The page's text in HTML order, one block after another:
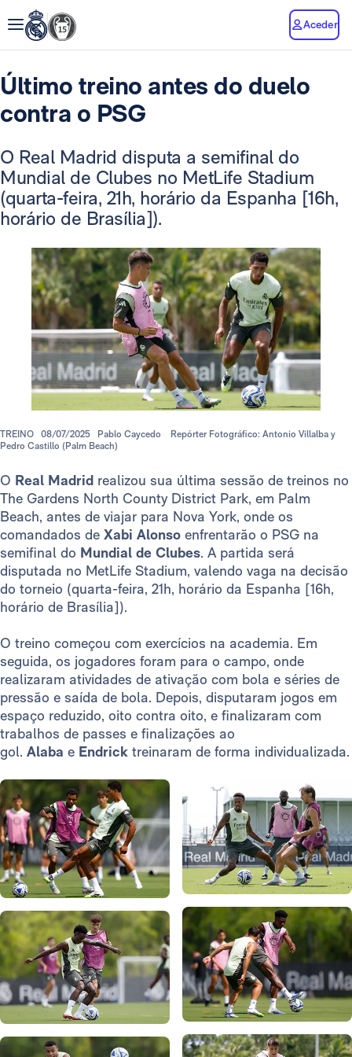
Aceder
Último treino antes do duelo
contra o PSG
O Real Madrid disputa a semifinal do
Mundial de Clubes no MetLife Stadium
(quarta-feira, 21h, horário da Espanha [16h,
horário de Brasília]).
TREINO 08/07/2025 Pablo Caycedo
Repórter Fotográfico: Antonio Villalba y
Pedro Castillo (Palm Beach)
O Real Madrid realizou sua última sessão de treinos no
The Gardens North County District Park, em Palm
Beach, antes de viajar para Nova York, onde os
comandados de Xabi Alonso enfrentarão o PSG na
semifinal do Mundial de Clubes. A partida será
disputada no MetLife Stadium, valendo vaga na decisão
do torneio (quarta-feira, 21h, horário da Espanha [16h,
horário de Brasília]).
O treino começou com exercícios na academia. Em
seguida, os jogadores foram para o campo, onde
realizaram atividades de ativação com bola e séries de
pressão e saída de bola. Depois, disputaram jogos em
espaço reduzido, oito contra oito, e finalizaram com
trabalhos de passes e finalizações ao
gol. Alaba e Endrick treinaram de forma individualizada.